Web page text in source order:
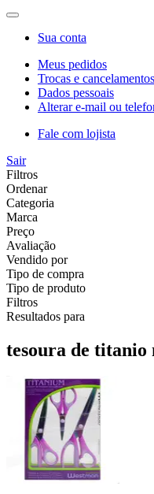
Sua conta
Meus pedidos
Trocas e cancelamentos
Dados pessoais
Alterar e-mail ou
Fale com lojista
Sair
Filtros
Ordenar
Categoria
Marca
Preço
Avaliação
Vendido por
Tipo de compra
Tipo de produto
Filtros
Resultados para
tesoura de titanio